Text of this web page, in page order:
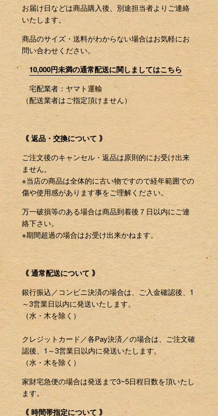
お届け日などは商品購入後、別途担当者よりご連絡
いたします。
商品のサイズ・送料がわからない場合はお気軽にお
問い合わせください。
10,000円未満の通常配送に関しましてはこちら
宅配業者：ヤマト運輸
（配送業者はご指定頂けません）
｟ 返品・交換について ｠
ご注文後のキャンセル・返品は原則的にお受け出来
ません。
※当店の商品は全体的に古い物ですので経年範囲での
傷や使用感があります事をご理解ください。
万一破損等のある場合は商品到着後７日以内にご連
絡下さい。
※期間超過の場合はお受け出来かねます。
｟ 通常配送について ｠
銀行振込／コンビニ決済の場合は、ご入金確認後、1
～3営業日以内に発送いたします。
（水・木を除く）
クレジットカード／各Pay決済／の場合は、ご注文確
認後、1～3営業日以内に発送いたします。
（水・木を除く）
家財宅急便の場合は発送まで3~5日程日数を頂いたし
ます。
｟ 時間帯指定について ｠